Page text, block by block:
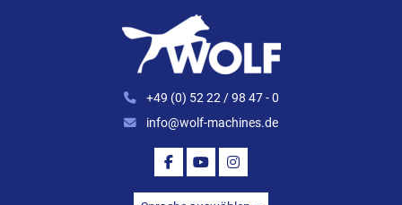
+49 (0) 52 22 / 98 47 - 0
info@wolf-machines.de
FACEBOOK
YOUTUBEINSTAGRAM